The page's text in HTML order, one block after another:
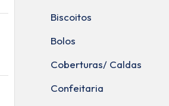
Biscoitos
Bolos
Coberturas/ Caldas
Confeitaria